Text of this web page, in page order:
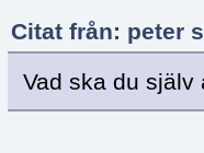
Citat från: peter
Vad ska du själv